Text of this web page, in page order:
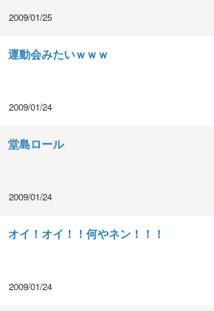
2009/01/25
運動会みたいｗｗｗ
2009/01/24
堂島ロール
2009/01/24
オイ！オイ！！何やネン！！！
2009/01/24